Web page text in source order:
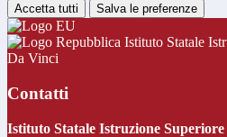
Accetta tutti Salva le preferenze
Istituto Statale
Da Vinci
Contatti
Istituto Statale Istruzione